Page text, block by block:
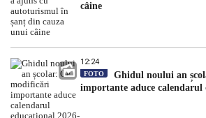
câine
12:24
FOTO
Ghidul noului an
importante aduce calendarul